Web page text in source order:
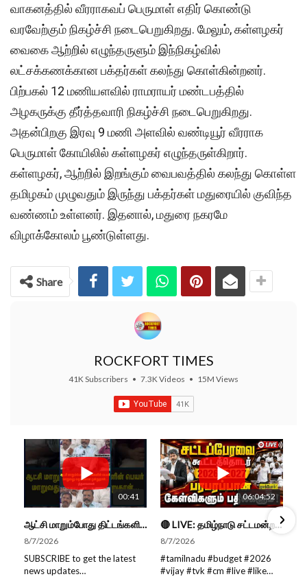
வாகனத்தில் வீரராகவப் பெருமாள் எதிர் கொண்டு
வரவேற்கும் நிகழ்ச்சி நடைபெறுகிறது. மேலும், கள்ளழகர்
வைகை ஆற்றில் எழுந்தருளும் இந்நிகழ்வில்
லட்சக்கணக்கான பக்தர்கள் கலந்து கொள்கின்றனர்.
பிற்பகல் 12 மணியளவில் ராமராயர் மண்டபத்தில்
அழகருக்கு தீர்த்தவாரி நிகழ்ச்சி நடைபெறுகிறது.
அதன்பிறகு இரவு 9 மணி அளவில் வண்டியூர் வீரராக
பெருமாள் கோயிலில் கள்ளழகர் எழுந்தருள்கிறார்.
கள்ளழகர், ஆற்றில் இறங்கும் வைபவத்தில் கலந்து கொள்ள
தமிழகம் முழுவதும் இருந்து பக்தர்கள் மதுரையில் குவிந்த
வண்ணம் உள்ளனர். இதனால், மதுரை நகரமே
விழாக்கோலம் பூண்டுள்ளது.
Share
ROCKFORT TIMES
41K Subscribers • 7.3K Videos • 15M Views
00:41
ஆட்சி மாறும்போது திட்டங்களின் பெயர் மாறுவது வழக்கமான ஒன்று தான்... திருமாவளவன்
8/7/2026
SUBSCRIBE to get the latest
news updates
06:04:52
🔴 LIVE: தமிழ்நாடு சட்டமன்றப் பேரவை கூட்டத்தொடர் - நிதிநிலை அறிக்கை மீது விவாதம் #live #budget #video
8/7/2026
#tamilnadu #budget #2026
#vijay #tvk #cm #live #like